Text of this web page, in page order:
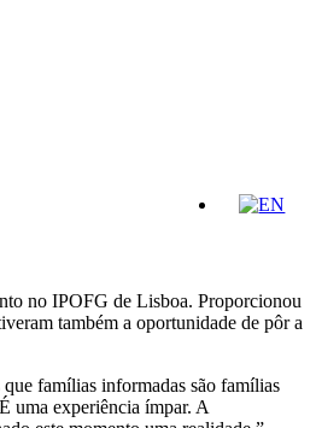
no IPOFG de Lisboa. Proporcionou
também a oportunidade de pôr a
famílias informadas são famílias
uma experiência ímpar. A